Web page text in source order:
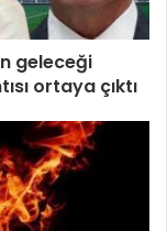
geleceği
ortaya çıktı